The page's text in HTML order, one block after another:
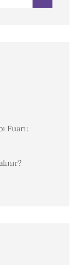
Fuarı: